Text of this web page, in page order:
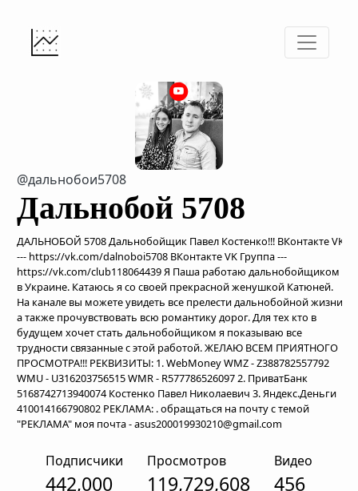
@дальнобои5708
Дальнобой 5708
ДАЛЬНОБОЙ 5708 Дальнобойщик Павел Костенко!!! ВКонтакте VK
--- https://vk.com/dalnoboi5708 ВКонтакте VK Группа ---
https://vk.com/club118064439 Я Паша работаю дальнобойщиком
в Украине. Катаюсь я со своей прекрасной женушкой Катюней.
На канале вы можете увидеть все прелести дальнобойной жизни,
а также прочувствовать всю романтику дорог. Для тех кто в
будущем хочет стать дальнобойщиком я показываю все
трудности связанные с этой работой. ЖЕЛАЮ ВСЕМ ПРИЯТНОГО
ПРОСМОТРА!!! РЕКВИЗИТЫ: 1. WebMoney WMZ - Z388782557792
WMU - U316203756515 WMR - R577786526097 2. ПриватБанк
5168742713940074 Костенко Павел Николаевич 3. Яндекс.Деньги
410014166790802 РЕКЛАМА: . обращаться на почту с темой
"РЕКЛАМА" моя почта - asus200019930210@gmail.com
Подписчики
442,000
Просмотров
119,729,608
Видео
456